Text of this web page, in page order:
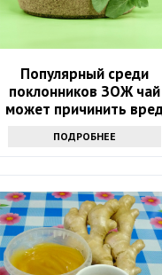
Популярный среди
поклонников ЗОЖ чай
может причинить
ПОДРОБНЕЕ